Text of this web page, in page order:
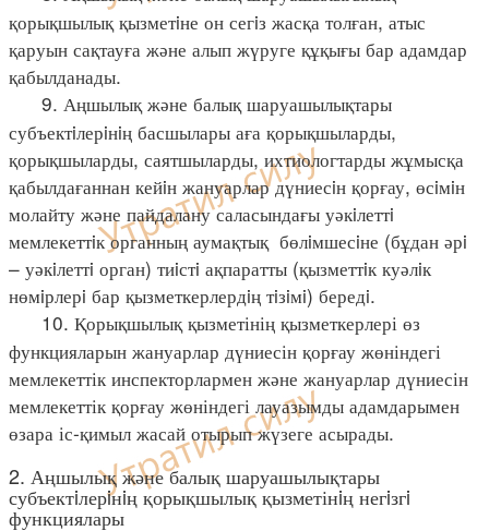
қорықшылық қызметiне он сегiз жасқа толған, атыс
қаруын сақтауға және алып жүруге құқығы бар адамдар
қабылданады.
9. Аңшылық және балық шаруашылықтары
субъектiлерiнiң басшылары аға қорықшыларды,
қорықшыларды, саятшыларды, ихтиологтарды жұмысқа
қабылдағаннан кейiн жануарлар дүниесiн қорғау, өсiмiн
молайту және пайдалану саласындағы уәкiлеттi
мемлекеттiк органның аумақтық бөлiмшесiне (бұдан әрi
– уәкiлеттi орган) тиiстi ақпаратты (қызметтiк куәлiк
нөмiрлерi бар қызметкерлердiң тiзiмi) бередi.
10. Қорықшылық қызметінің қызметкерлері өз
функцияларын жануарлар дүниесін қорғау жөніндегі
мемлекеттік инспекторлармен және жануарлар дүниесін
мемлекеттік қорғау жөніндегі лауазымды адамдарымен
өзара іс-қимыл жасай отырып жүзеге асырады.
2. Аңшылық және балық шаруашылықтары
субъектiлерiнiң қорықшылық қызметінiң негiзгi
функциялары